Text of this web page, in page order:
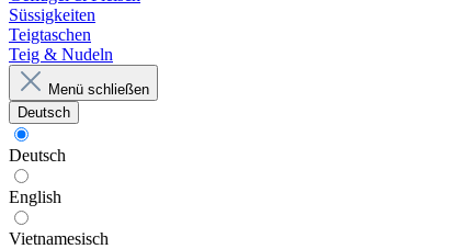
Süssigkeiten
Teigtaschen
Teig & Nudeln
Menü schließen
Deutsch
Deutsch
English
Vietnamesisch